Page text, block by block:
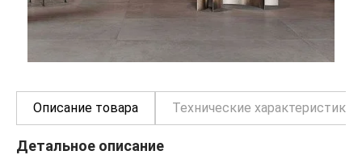
Описание товара Технические характеристики
Детальное описание